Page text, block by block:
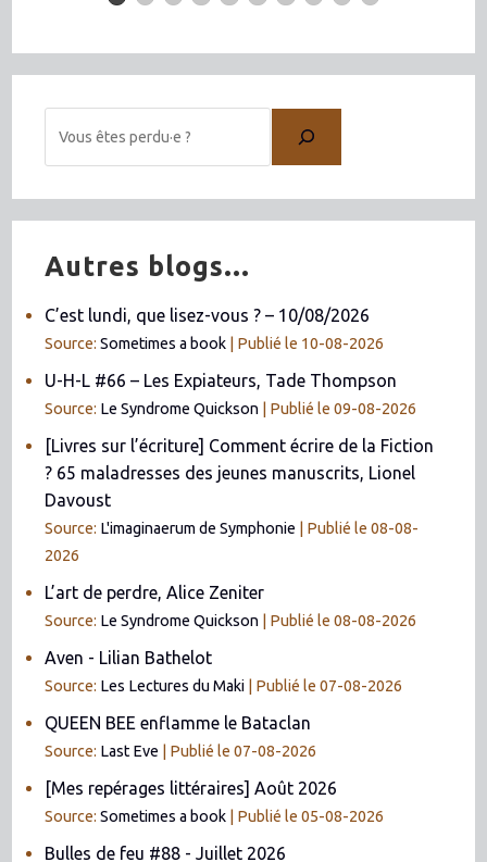
Autres blogs...
C’est lundi, que lisez-vous ? – 10/08/2026
Source:Sometimes a book Publié le 10-08-2026
U-H-L #66 – Les Expiateurs, Tade Thompson
Source: Le Syndrome Quickson Publié le 09-08-2026
[Livres sur l’écriture] Comment écrire de la Fiction
? 65 maladresses des jeunes manuscrits, Lionel
Davoust
Source: L'imaginaerum de Symphonie
Publié le 08-08-
2026
L’art de perdre, Alice Zeniter
Source: Le Syndrome Quickson Publié le 08-08-2026
Aven - Lilian Bathelot
Source: Les Lectures du Maki Publié le 07-08-2026
QUEEN BEE enflamme le Bataclan
Source: Last Eve Publié le 07-08-2026
[Mes repérages littéraires] Août 2026
Source:Sometimes a book Publié le 05-08-2026
Bulles de feu #88 - Juillet 2026